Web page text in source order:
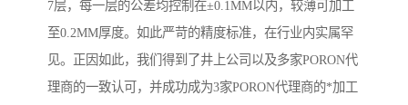
7层，每一层的公差均控制在±0.1MM以内，较薄可加工
至0.2MM厚度。如此严苛的精度标准，在行业内实属罕
见。正因如此，我们得到了井上公司以及多家PORON代
理商的一致认可，并成功成为3家PORON代理商的*加工